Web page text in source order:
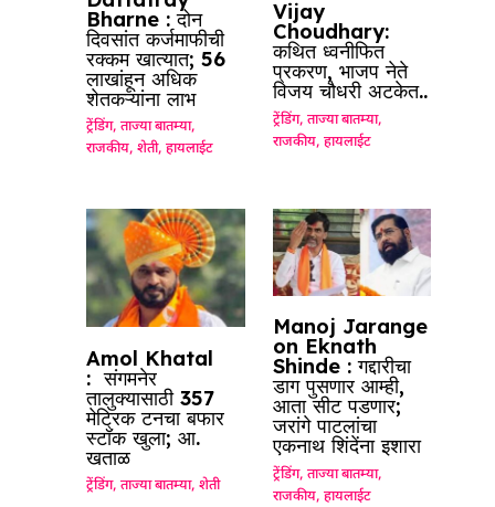
Bharne : दोन
दिवसांत कर्जमाफीची
रक्कम खात्यात; 56
लाखांहून अधिक
शेतकऱ्यांना लाभ
ट्रेंडिंग,ताज्या बातम्या,
राजकीय,शेती,हायलाईट
Vijay
Choudhary:
कथित ध्वनीफित
प्रकरण, भाजप नेते
विजय चौधरी अटकेत..
ट्रेंडिंग, ताज्या बातम्या,
राजकीय, हायलाईट
Amol Khatal
: संगमनेर
तालुक्यासाठी 357
मेट्रिक टनचा बफार
स्टॉक खुला; आ.
खताळ
ट्रेंडिंग,ताज्या बातम्या,शेती
Manoj Jarange
on Eknath
Shinde : गद्दारीचा
डाग पुसणार आम्ही,
आता सीट पडणार;
जरांगे पाटलांचा
एकनाथ शिंदेंना इशारा
ट्रेंडिंग, ताज्या बातम्या,
राजकीय, हायलाईट